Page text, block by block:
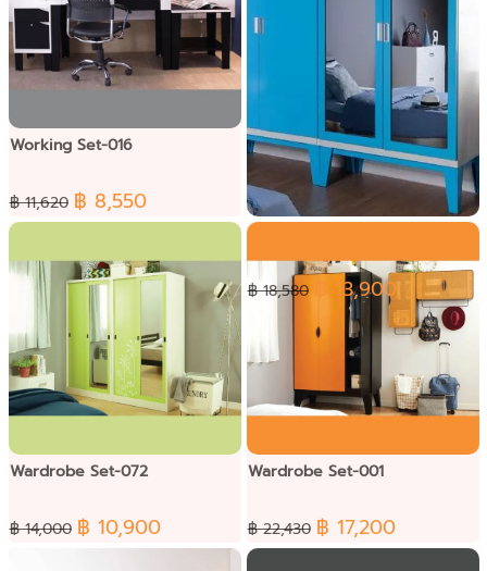
Working Set-016
฿ 11,620 ฿ 8,550
Wardrobe Set-025
฿ 18,580 ฿ 13,900
Wardrobe Set-072
฿ 14,000 ฿ 10,900
Wardrobe Set-001
฿ 22,430 ฿ 17,200